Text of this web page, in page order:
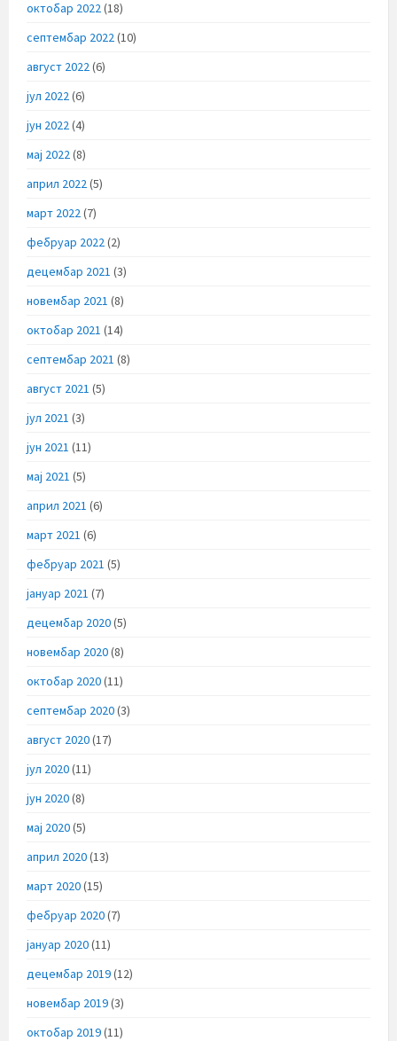
октобар 2022(18)
септембар 2022(10)
август 2022(6)
јул 2022(6)
јун 2022(4)
мај 2022(8)
април 2022(5)
март 2022(7)
фебруар 2022(2)
децембар 2021 (3)
новембар 2021 (8)
октобар 2021 (14)
септембар 2021 (8)
август 2021 (5)
јул 2021 (3)
јун 2021 (11)
мај 2021 (5)
април 2021 (6)
март 2021 (6)
фебруар 2021 (5)
јануар 2021 (7)
децембар 2020(5)
новембар 2020(8)
октобар 2020(11)
септембар 2020(3)
август 2020(17)
јул 2020(11)
јун 2020(8)
мај 2020(5)
април 2020(13)
март 2020(15)
фебруар 2020(7)
јануар 2020(11)
децембар 2019(12)
новембар 2019(3)
октобар 2019(11)